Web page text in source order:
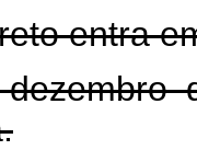
entra